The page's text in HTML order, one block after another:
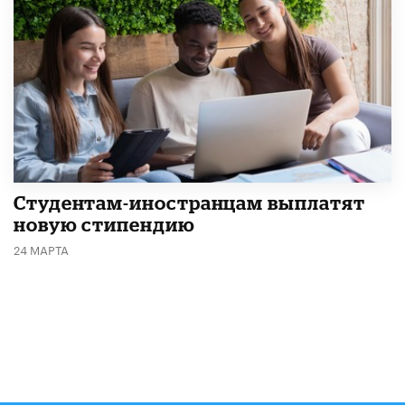
Студентам-иностранцам выплатят
новую стипендию
24 МАРТА